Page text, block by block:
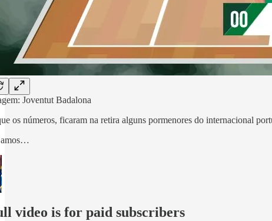
Joventut Badalona
os números, ficaram na retira alguns pormenores do internacional
video is for paid subscribers